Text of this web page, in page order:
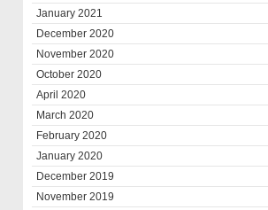
January 2021
December 2020
November 2020
October 2020
April 2020
March 2020
February 2020
January 2020
December 2019
November 2019